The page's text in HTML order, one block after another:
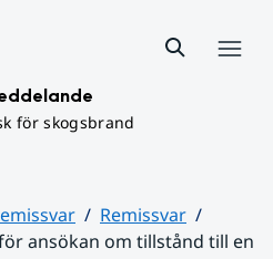
för skogsbrand
Remissvar
ansökan om tillstånd till en